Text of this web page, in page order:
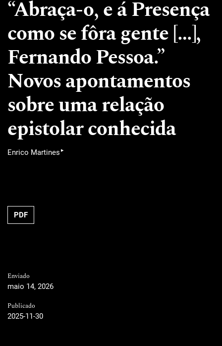
“Abraça-o, e á Presença
como se fôra gente […],
Fernando Pessoa.”
Novos apontamentos
sobre uma relação
epistolar conhecida
Enrico Martines ▸
PDF
Enviado
maio 14, 2026
Publicado
2025-11-30